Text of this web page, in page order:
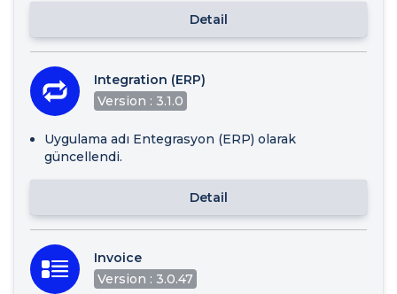
Detail
Integration (ERP)
Version : 3.1.0
Uygulama adı Entegrasyon (ERP) olarak
güncellendi.
Detail
Invoice
Version : 3.0.47